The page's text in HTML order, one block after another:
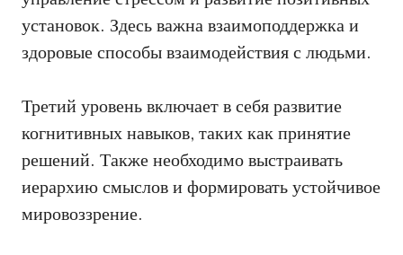
установок. Здесь важна взаимоподдержка и
здоровые способы взаимодействия с людьми.
Третий уровень включает в себя развитие
когнитивных навыков, таких как принятие
решений. Также необходимо выстраивать
иерархию смыслов и формировать устойчивое
мировоззрение.